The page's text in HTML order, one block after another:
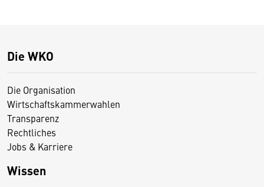
Die WKO
Die Organisation
Wirtschaftskammerwahlen
Transparenz
Rechtliches
Jobs & Karriere
Wissen